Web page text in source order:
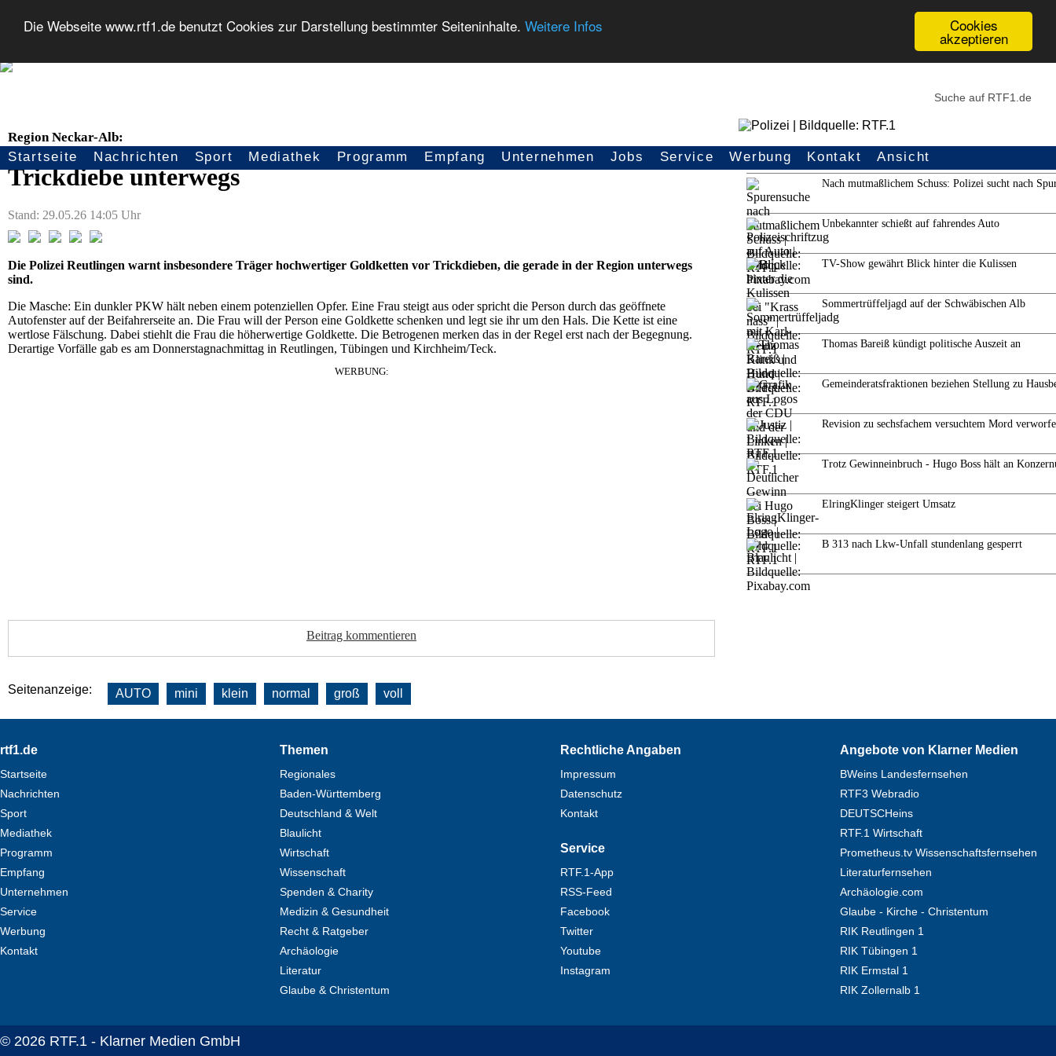
Cookies
akzeptieren
Die Webseite www.rtf1.de benutzt Cookies zur Darstellung bestimmter Seiteninhalte. Weitere Infos
Seitennavigation
Startseite Nachrichten Sport Mediathek Programm Empfang Unternehmen Jobs Service Werbung Kontakt Ansicht
Region Neckar-Alb:
Trickdiebe unterwegs
Stand: 29.05.26 14:05 Uhr
Die Polizei Reutlingen warnt insbesondere Träger hochwertiger Goldketten vor Trickdieben, die gerade in der Region unterwegs
sind.
Die Masche: Ein dunkler PKW hält neben einem potenziellen Opfer. Eine Frau steigt aus oder spricht die Person durch das geöffnete
Autofenster auf der Beifahrerseite an. Die Frau will der Person eine Goldkette schenken und legt sie ihr um den Hals. Die Kette ist eine
wertlose Fälschung. Dabei stiehlt die Frau die höherwertige Goldkette. Die Betrogenen merken das in der Regel erst nach der Begegnung.
Derartige Vorfälle gab es am Donnerstagnachmittag in Reutlingen, Tübingen und Kirchheim/Teck.
WERBUNG:
Beitrag kommentieren
Weitere Themen
Nach mutmaßlichem Schuss: Polizei sucht nach
Unbekannter schießt auf fahrendes Auto
TV-Show gewährt Blick hinter die Kulissen
Sommertrüffeljagd auf der Schwäbischen Alb
Thomas Bareiß kündigt politische Auszeit an
Gemeinderatsfraktionen beziehen Stellung zu
Revision zu sechsfachem versuchtem Mord
Trotz Gewinneinbruch - Hugo Boss hält an
ElringKlinger steigert Umsatz
B 313 nach Lkw-Unfall stundenlang gesperrt
Seitenanzeige: AUTO mini klein normal groß voll
Footer
© 2026 RTF.1 - Klarner Medien GmbH
rtf1.de
Startseite
Nachrichten
Sport
Mediathek
Programm
Empfang
Unternehmen
Service
Werbung
Kontakt
Themen
Regionales
Baden-Württemberg
Deutschland & Welt
Blaulicht
Wirtschaft
Wissenschaft
Spenden & Charity
Medizin & Gesundheit
Recht & Ratgeber
Archäologie
Literatur
Glaube & Christentum
Rechtliche Angaben
Impressum
Datenschutz
Kontakt
Service
RTF.1-App
RSS-Feed
Facebook
Twitter
Youtube
Instagram
Angebote von Klarner Medien
BWeins Landesfernsehen
RTF3 Webradio
DEUTSCHeins
RTF.1 Wirtschaft
Prometheus.tv Wissenschaftsfernsehen
Literaturfernsehen
Archäologie.com
Glaube - Kirche - Christentum
RIK Reutlingen 1
RIK Tübingen 1
RIK Ermstal 1
RIK Zollernalb 1